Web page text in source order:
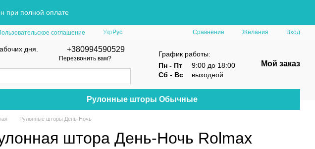
при полной оплате
соглашение Укр Рус Сравнение Желания Вход
дня.
+380994590529
Перезвонить вам?
График работы:
Пн - Пт
9:00 до 18:00
Сб - Вс
выходной
Мой заказ
Рулонные шторы Обычные
Рулонные шторы День-Ночь
штора День-Ночь Rolmax